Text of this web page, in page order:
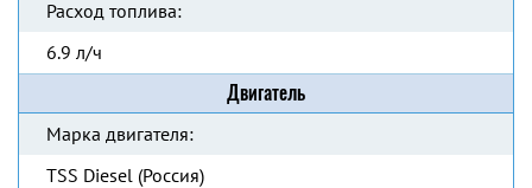
Расход топлива:
6.9 л/ч
Двигатель
Марка двигателя:
TSS Diesel (Россия)